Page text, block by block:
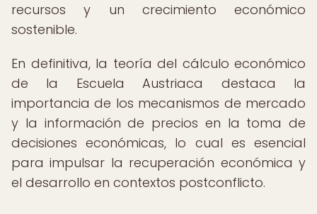
recursos y un crecimiento económico
sostenible.
En definitiva, la teoría del cálculo económico
de la Escuela Austriaca destaca la
importancia de los mecanismos de mercado
y la información de precios en la toma de
decisiones económicas, lo cual es esencial
para impulsar la recuperación económica y
el desarrollo en contextos postconflicto.